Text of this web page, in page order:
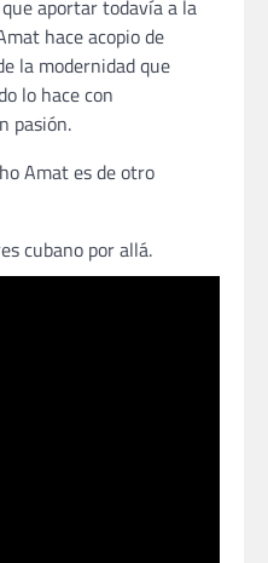
aportar todavía a la
hace acopio de
la modernidad que
lo hace con
pasión.
Amat es de otro
cubano por allá.